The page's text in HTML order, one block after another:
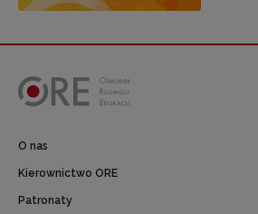
O nas
Kierownictwo ORE
Patronaty